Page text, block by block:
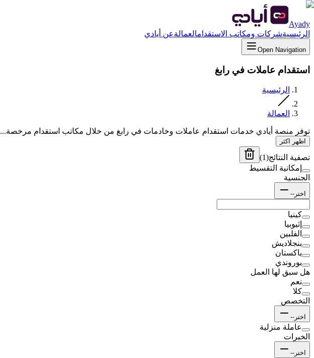
Ayady
الرئيسيةشركات ومكاتب الاستقدامالعمالةعن أيادي
Open Navigation
استقدام عاملات في رابغ
الرئيسية
العمالة
توفر منصة أيادي خدمات استقدام عاملات وخادمات في رابغ من خلال مكاتب استقدام مرخصة...
اظهر اكثر
تصفية النتائج(
1
)
إمكانية التقسيط
الجنسية
اختر--
كينيا
إثيوبيا
الفلبين
بنجلاديش
باكستان
بوروندي
هل سبق لها العمل
نعم
كلا
التخصص
اختر--
عاملة منزلية
الخبرات
اختر--